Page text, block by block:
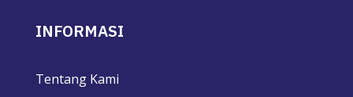
INFORMASI
Tentang Kami